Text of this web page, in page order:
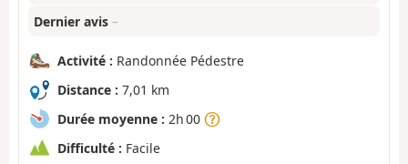
Dernier avis –
Activité : Randonnée Pédestre
Distance : 7,01 km
Durée moyenne : 2h 00
Difficulté : Facile